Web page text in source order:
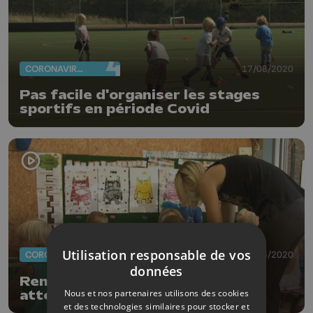
CORONAVIRUS 17/08/2020
Pas facile d'organiser les stages
sportifs en période Covid
CORONAVIRUS 02/06/2020
Remicourt : Une rentrée très
attendue pour les maternelles
Utilisation responsable de vos
données
Nous et nos partenaires utilisons des cookies
et des technologies similaires pour stocker et